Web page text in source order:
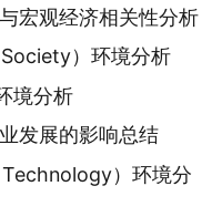
宏观经济相关性分析
）环境分析
境分析
发展的影响总结
）环境分